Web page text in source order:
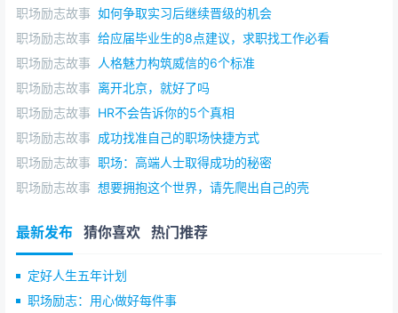
职场励志故事 如何争取实习后继续晋级的机会
职场励志故事 给应届毕业生的8点建议，求职找工作必看
职场励志故事 人格魅力构筑威信的6个标准
职场励志故事 离开北京，就好了吗
职场励志故事 HR不会告诉你的5个真相
职场励志故事 成功找准自己的职场快捷方式
职场励志故事 职场：高端人士取得成功的秘密
职场励志故事 想要拥抱这个世界，请先爬出自己的壳
最新发布 猜你喜欢 热门推荐
定好人生五年计划
职场励志：用心做好每件事